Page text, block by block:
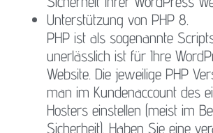
Unterstützung von PHP 8.
PHP ist als sogenannte
unerlässlich ist für Ihre
Website. Die jeweilige PHP
man im Kundenaccount des
Hosters einstellen (meist im
Sicherheit). Haben Sie eine